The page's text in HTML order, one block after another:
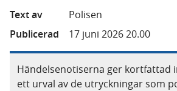
Text av
Polisen
Publicerad
17 juni 2026 20.00
Händelsenotiserna ger kortfattad
ett urval av de utryckningar som